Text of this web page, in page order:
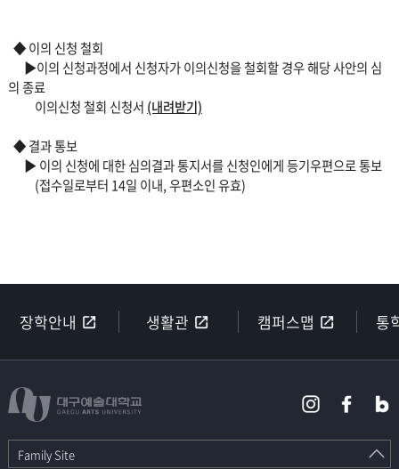
◆ 이의 신청 철회
▶이의 신청과정에서 신청자가 이의신청을 철회할 경우 해당 사안의 심
의 종료
이의신청 철회 신청서 (내려받기)
◆ 결과 통보
▶ 이의 신청에 대한 심의결과 통지서를 신청인에게 등기우편으로 통보
(접수일로부터 14일 이내, 우편소인 유효)
장학안내 생활관 캠퍼스맵 통
Family Site